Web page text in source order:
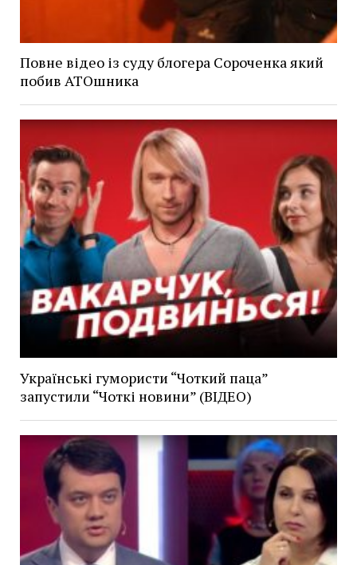
Повне відео із суду блогера Сороченка який
побив АТОшника
Українські гумористи “Чоткий паца”
запустили “Чоткі новини” (ВІДЕО)